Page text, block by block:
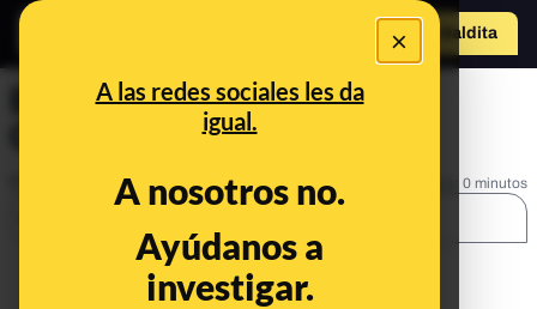
×
A las redes sociales les da
igual.
A nosotros no.
Ayúdanos a
investigar.
Hazte Maldita
Especial COVID-19
Coronavirus
Oct 24, 2020, 12:28:00 PM Tiempo de lectura: 0 minutos